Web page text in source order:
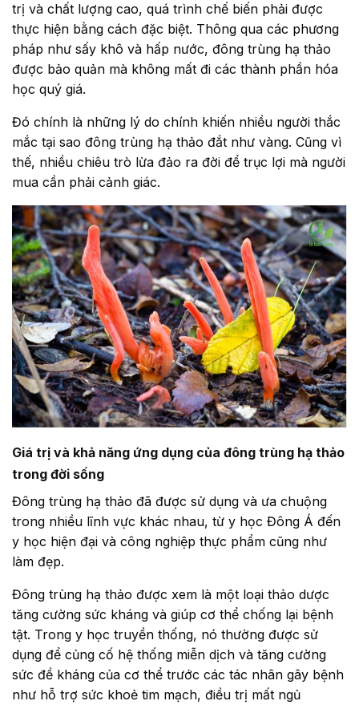
trị và chất lượng cao, quá trình chế biến phải được
thực hiện bằng cách đặc biệt. Thông qua các phương
pháp như sấy khô và hấp nước, đông trùng hạ thảo
được bảo quản mà không mất đi các thành phần hóa
học quý giá.
Đó chính là những lý do chính khiến nhiều người thắc
mắc tại sao đông trùng hạ thảo đắt như vàng. Cũng vì
thế, nhiều chiêu trò lừa đảo ra đời để trục lợi mà người
mua cần phải cảnh giác.
Giá trị và khả năng ứng dụng của đông trùng hạ thảo
trong đời sống
Đông trùng hạ thảo đã được sử dụng và ưa chuộng
trong nhiều lĩnh vực khác nhau, từ y học Đông Á đến
y học hiện đại và công nghiệp thực phẩm cũng như
làm đẹp.
Đông trùng hạ thảo được xem là một loại thảo dược
tăng cường sức kháng và giúp cơ thể chống lại bệnh
tật. Trong y học truyền thống, nó thường được sử
dụng để củng cố hệ thống miễn dịch và tăng cường
sức đề kháng của cơ thể trước các tác nhân gây bệnh
như hỗ trợ sức khoẻ tim mạch, điều trị mất ngủ